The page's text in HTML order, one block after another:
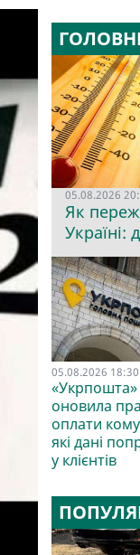
05.08.2026
Як
Україні:
05.08.2026 18:30
«Укрпошта»
оновила
оплати
які дані
у клієнтів